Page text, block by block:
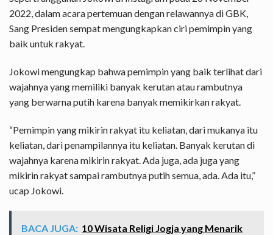
2022, dalam acara pertemuan dengan relawannya di GBK,
Sang Presiden sempat mengungkapkan ciri pemimpin yang
baik untuk rakyat.
Jokowi mengungkap bahwa pemimpin yang baik terlihat dari
wajahnya yang memiliki banyak kerutan atau rambutnya
yang berwarna putih karena banyak memikirkan rakyat.
“Pemimpin yang mikirin rakyat itu keliatan, dari mukanya itu
keliatan, dari penampilannya itu keliatan. Banyak kerutan di
wajahnya karena mikirin rakyat. Ada juga, ada juga yang
mikirin rakyat sampai rambutnya putih semua, ada. Ada itu,”
ucap Jokowi.
BACA JUGA: 10 Wisata Religi Jogja yang Menarik